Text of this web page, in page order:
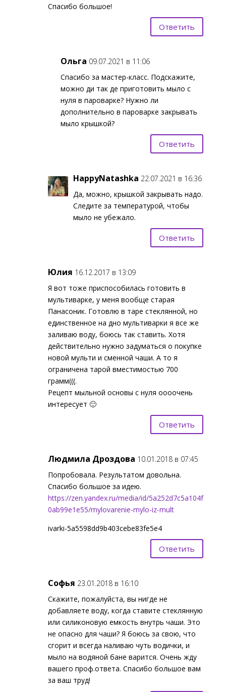
Спасибо большое!
Ответить
Ольга 09.07.2021 в 11:06
Спасибо за мастер-класс. Подскажите,
можно ди так де приготовить мыло с
нуля в пароварке? Нужно ли
дополнительно в пароварке закрывать
мыло крышкой?
Ответить
HappyNatashka 22.07.2021 в 16:36
Да, можно, крышкой закрывать надо.
Следите за температурой, чтобы
мыло не убежало.
Ответить
Юлия 16.12.2017 в 13:09
Я вот тоже приспособилась готовить в
мультиварке, у меня вообще старая
Панасоник. Готовлю в таре стеклянной, но
единственное на дно мультиварки я все же
заливаю воду, боюсь так ставить. Хотя
действительно нужно задуматься о покупке
новой мульти и сменной чаши. А то я
ограничена тарой вместимостью 700
грамм(((.
Рецепт мыльной основы с нуля оооочень
интересует 🙂
Ответить
Людмила Дроздова 10.01.2018 в 07:45
Попробовала. Результатом довольна.
Спасибо большое за идею.
https://zen.yandex.ru/media/id/5a252d7c5a104f
0ab99e1e55/mylovarenie-mylo-iz-mult
ivarki-5a5598dd9b403cebe83fe5e4
Ответить
Софья 23.01.2018 в 16:10
Скажите, пожалуйста, вы нигде не
добавляете воду, когда ставите стеклянную
или силиконовую емкость внутрь чаши. Это
не опасно для чаши? Я боюсь за свою, что
сгорит и всегда наливаю чуть водички, и
мыло на водяной бане варится. Очень жду
вашего проф.ответа. Спасибо большое вам
за ваш труд!